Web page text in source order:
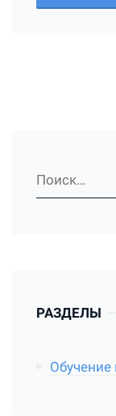
РАЗДЕЛЫ
Обучение